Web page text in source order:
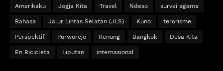
Amerikaku Jogja Kita Travel Ndeso survei agama
Bahasa Jalur Lintas Selatan (JLS) Kuno terorisme
Perspektif Purworejo Renung Bangkok Desa Kita
En Bicicleta Liputan internasional